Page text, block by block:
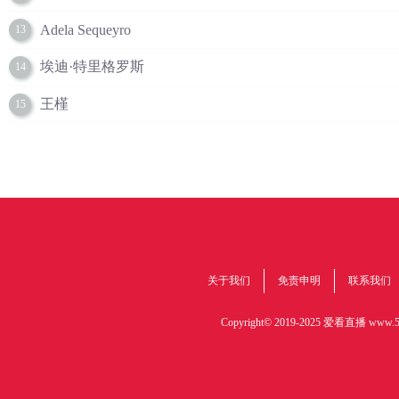
13 Adela Sequeyro
14 埃迪·特里格罗斯
15 王槿
关于我们 免责申明 联系我们
Copyright© 2019-2025 爱看直播